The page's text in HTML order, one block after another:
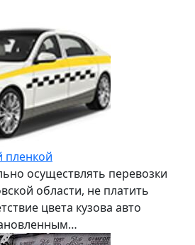
пленкой
осуществлять перевозки
области, не платить
цвета кузова авто